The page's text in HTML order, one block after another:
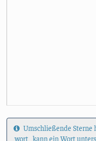
Umschließende Sterne
_wort_ kann ein Wort